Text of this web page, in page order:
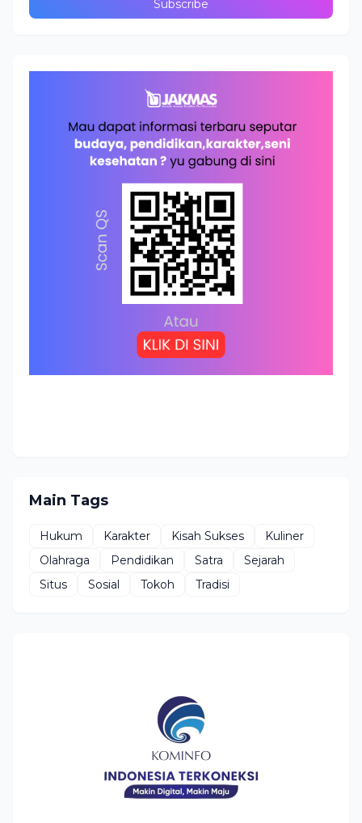
Main Tags
Hukum Karakter Kisah Sukses
Kuliner
Olahraga
Pendidikan Satra
Sejarah
Situs
Sosial Tokoh Tradisi